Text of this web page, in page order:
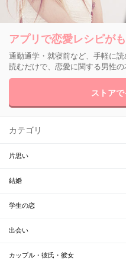
アプリで恋愛レシピが
通勤通学・就寝前など、手軽に
読むだけで、恋愛に関する男性
ストア
カテゴリ
片思い
結婚
学生の恋
出会い
カップル・彼氏・彼女